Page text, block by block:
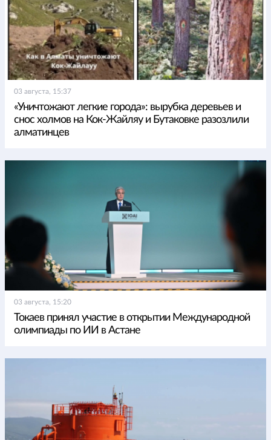
03 августа, 15:37
«Уничтожают легкие города»: вырубка деревьев и
снос холмов на Кок-Жайляу и Бутаковке разозлили
алматинцев
03 августа, 15:20
Токаев принял участие в открытии Международной
олимпиады по ИИ в Астане